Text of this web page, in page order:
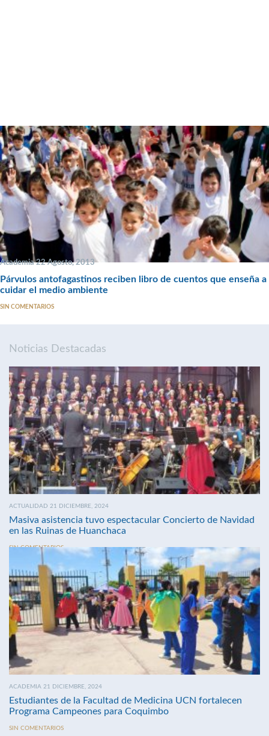
Academia 22 Agosto, 2013
Párvulos antofagastinos reciben libro de cuentos que enseña a
cuidar el medio ambiente
SIN COMENTARIOS
Noticias Destacadas
ACTUALIDAD 21 DICIEMBRE, 2024
Masiva asistencia tuvo espectacular Concierto de Navidad
en las Ruinas de Huanchaca
SIN COMENTARIOS
ACADEMIA 21 DICIEMBRE, 2024
Estudiantes de la Facultad de Medicina UCN fortalecen
Programa Campeones para Coquimbo
SIN COMENTARIOS